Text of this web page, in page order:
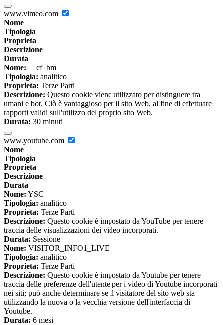
www.vimeo.com
Nome
Tipologia
Proprieta
Descrizione
Durata
Nome: __cf_bm
Tipologia: analitico
Proprieta: Terze Parti
Descrizione: Questo cookie viene utilizzato per distinguere tra
umani e bot. Ciò è vantaggioso per il sito Web, al fine di effettuare
rapporti validi sull'utilizzo del proprio sito Web.
Durata: 30 minuti
www.youtube.com
Nome
Tipologia
Proprieta
Descrizione
Durata
Nome: YSC
Tipologia: analitico
Proprieta: Terze Parti
Descrizione: Questo cookie è impostato da YouTube per tenere
traccia delle visualizzazioni dei video incorporati.
Durata: Sessione
Nome: VISITOR_INFO1_LIVE
Tipologia: analitico
Proprieta: Terze Parti
Descrizione: Questo cookie è impostato da Youtube per tenere
traccia delle preferenze dell'utente per i video di Youtube incorporati
nei siti; può anche determinare se il visitatore del sito web sta
utilizzando la nuova o la vecchia versione dell'interfaccia di
Youtube.
Durata: 6 mesi